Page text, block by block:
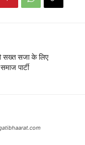
सख्त सजा के लिए
पार्टी